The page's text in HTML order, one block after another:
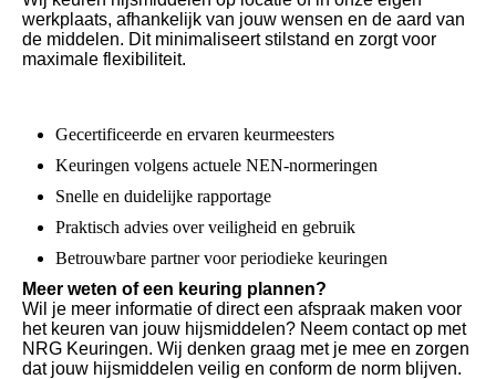
werkplaats, afhankelijk van jouw wensen en de aard van
de middelen. Dit minimaliseert stilstand en zorgt voor
maximale flexibiliteit.
Gecertificeerde en ervaren keurmeesters
Keuringen volgens actuele NEN-normeringen
Snelle en duidelijke rapportage
Praktisch advies over veiligheid en gebruik
Betrouwbare partner voor periodieke keuringen
Meer weten of een keuring plannen?
Wil je meer informatie of direct een afspraak maken voor
het keuren van jouw hijsmiddelen? Neem contact op met
NRG Keuringen. Wij denken graag met je mee en zorgen
dat jouw hijsmiddelen veilig en conform de norm blijven.